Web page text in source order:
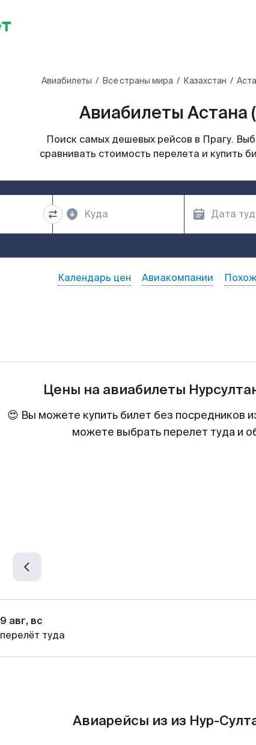
Авиабилеты Все страны мира Казахстан
Авиабилеты Астана
Поиск самых дешевых рейсов в Прагу.
сравнивать стоимость перелета и купить
Календарь цен Авиакомпании
Цены на авиабилеты
😍 Вы можете купить билет без посредников
можете выбрать перелет туда и
9 авг, вс
перелёт туда
Авиарейсы из из Нур-